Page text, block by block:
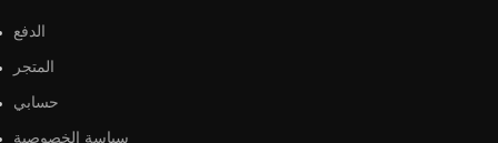
الدفع
المتجر
حسابي
سياسة الخصوصية